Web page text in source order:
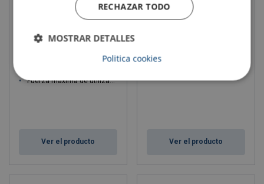
giratorio para soldar Codipro
Fuerza máxima de utilización WLL: 10 - 10 ton
Ver el producto
HR-125M (rosca métrica)
Ver el producto
RECHAZAR TODO
MOSTRAR DETALLES
Politica cookies